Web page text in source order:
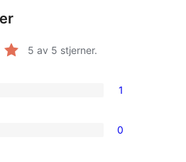
5 av 5 stjerner.
1
0